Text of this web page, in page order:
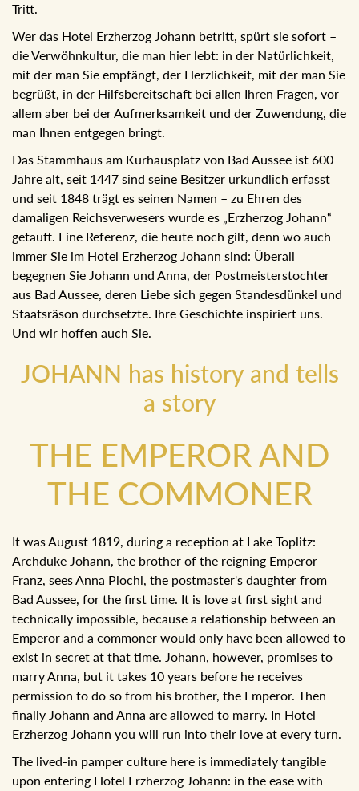
Tritt.
Wer das Hotel Erzherzog Johann betritt, spürt sie sofort –
die Verwöhnkultur, die man hier lebt: in der Natürlichkeit,
mit der man Sie empfängt, der Herzlichkeit, mit der man Sie
begrüßt, in der Hilfsbereitschaft bei allen Ihren Fragen, vor
allem aber bei der Aufmerksamkeit und der Zuwendung, die
man Ihnen entgegen bringt.
Das Stammhaus am Kurhausplatz von Bad Aussee ist 600
Jahre alt, seit 1447 sind seine Besitzer urkundlich erfasst
und seit 1848 trägt es seinen Namen – zu Ehren des
damaligen Reichsverwesers wurde es „Erzherzog Johann“
getauft. Eine Referenz, die heute noch gilt, denn wo auch
immer Sie im Hotel Erzherzog Johann sind: Überall
begegnen Sie Johann und Anna, der Postmeisterstochter
aus Bad Aussee, deren Liebe sich gegen Standesdünkel und
Staatsräson durchsetzte. Ihre Geschichte inspiriert uns.
Und wir hoffen auch Sie.
JOHANN has history and tells
a story
THE EMPEROR AND
THE COMMONER
It was August 1819, during a reception at Lake Toplitz:
Archduke Johann, the brother of the reigning Emperor
Franz, sees Anna Plochl, the postmaster's daughter from
Bad Aussee, for the first time. It is love at first sight and
technically impossible, because a relationship between an
Emperor and a commoner would only have been allowed to
exist in secret at that time. Johann, however, promises to
marry Anna, but it takes 10 years before he receives
permission to do so from his brother, the Emperor. Then
finally Johann and Anna are allowed to marry. In Hotel
Erzherzog Johann you will run into their love at every turn.
The lived-in pamper culture here is immediately tangible
upon entering Hotel Erzherzog Johann: in the ease with